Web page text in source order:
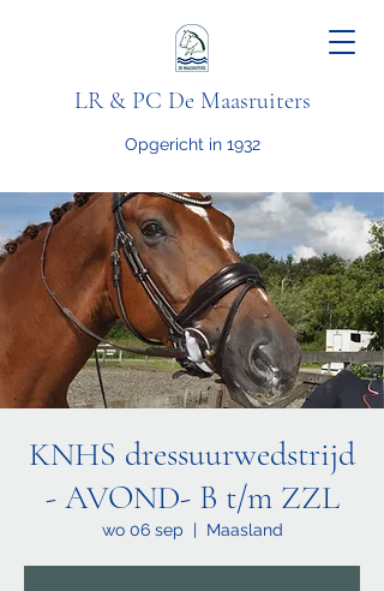
LR & PC De Maasruiters
Opgericht in 1932
KNHS dressuurwedstrijd
- AVOND- B t/m ZZL
wo 06 sep
  |
Maasland